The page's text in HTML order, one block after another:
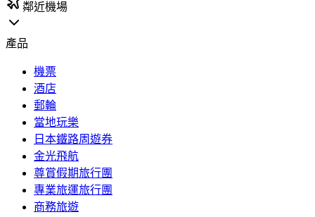
鄰近機場
產品
機票
酒店
郵輪
當地玩樂
日本鐵路周遊券
金光飛航
尊賞假期旅行團
專業旅運旅行團
商務旅遊